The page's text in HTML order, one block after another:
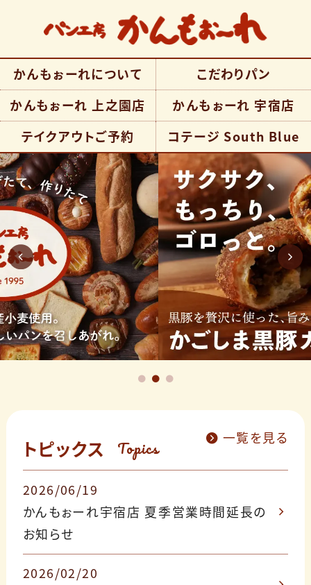
鹿児島市のパン屋 パン工
房かんもぉーれ 公式サイ
ト| 国産小麦・無添加パン
早朝6時半から営業
かんもぉーれについて
こだわりパン
かんもぉーれ 上之園店
かんもぉーれ 宇宿店
テイクアウトご予約
コテージ South Blue
トピックス Topics 一覧を見る
2026/06/19
かんもぉーれ宇宿店 夏季営業時間延長の
お知らせ
2026/02/20